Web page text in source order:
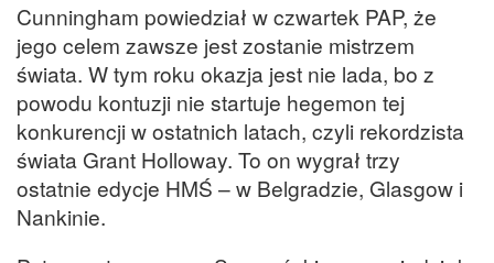
Cunningham powiedział w czwartek PAP, że
jego celem zawsze jest zostanie mistrzem
świata. W tym roku okazja jest nie lada, bo z
powodu kontuzji nie startuje hegemon tej
konkurencji w ostatnich latach, czyli rekordzista
świata Grant Holloway. To on wygrał trzy
ostatnie edycje HMŚ – w Belgradzie, Glasgow i
Nankinie.